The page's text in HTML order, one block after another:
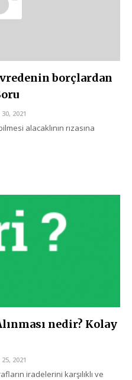
borçlardan
2021
alacaklının rızasına
nedir? Kolay
2021
iradelerini karşılıklı ve